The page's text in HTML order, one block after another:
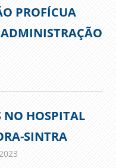
PROFÍCUA
NO HOSPITAL
SINTRA